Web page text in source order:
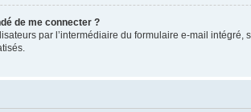
de me connecter ?
par l’intermédiaire du formulaire e-mail